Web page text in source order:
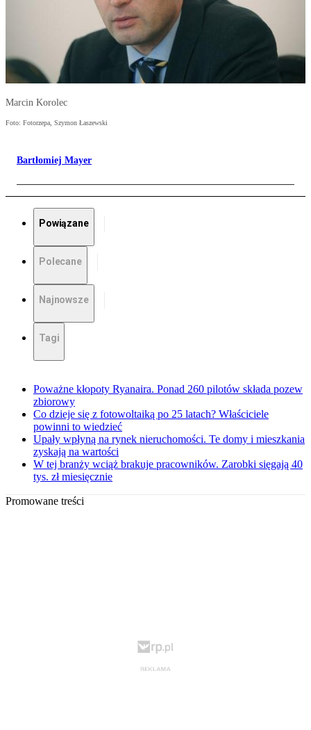
Marcin Korolec
Foto: Fotorzepa, Szymon Łaszewski
Bartłomiej Mayer
Powiązane
Polecane
Najnowsze
Tagi
Poważne kłopoty Ryanaira. Ponad 260 pilotów składa pozew
zbiorowy
Co dzieje się z fotowoltaiką po 25 latach? Właściciele
powinni to wiedzieć
Upały wpłyną na rynek nieruchomości. Te domy i mieszkania
zyskają na wartości
W tej branży wciąż brakuje pracowników. Zarobki sięgają 40
tys. zł miesięcznie
Promowane treści